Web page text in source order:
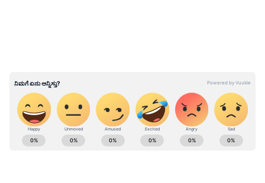
ABOUT THE AUTHOR